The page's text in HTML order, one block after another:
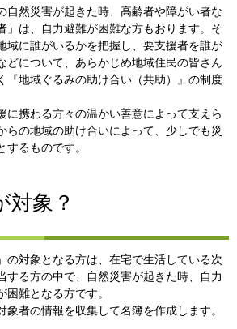
然災害が起きた時、高齢者や障がい者な
」は、自力避難が困難な方もおります。そ
域に誰がいるかを把握し、要支援者を誰が
どについて、あらかじめ地域住民の皆さん
『地域ぐるみの助け合い（共助）』の制度
携わる方々の温かい善意によって支えら
らの地域の助け合いによって、少しでも災
するものです。
対象？
対象となる方は、在宅で生活している次
する方の中で、自然災害が起きた時、自力
難となる方です。
者の情報を収集して名簿を作成します。